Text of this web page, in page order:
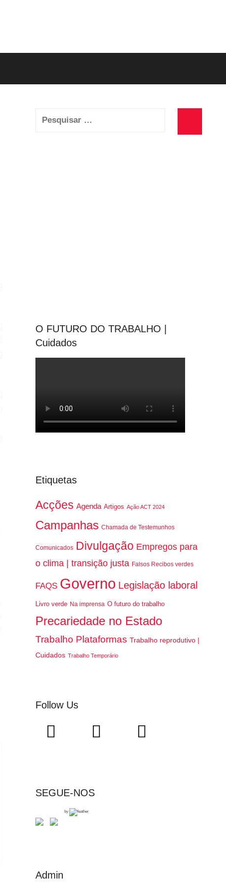
Pesquisar
O FUTURO DO TRABALHO |
Cuidados
Etiquetas
Acções Agenda Artigos Ação ACT 2024
Campanhas Chamada de Testemunhos
Comunicados Divulgação Empregos para
o clima | transição justa Falsos Recibos verdes
FAQS Governo Legislação laboral
Livro verde Na imprensa O futuro do trabalho
Precariedade no Estado
Trabalho Plataformas Trabalho reprodutivo |
Cuidados Trabalho Temporário
Follow Us
SEGUE-NOS
by
Admin